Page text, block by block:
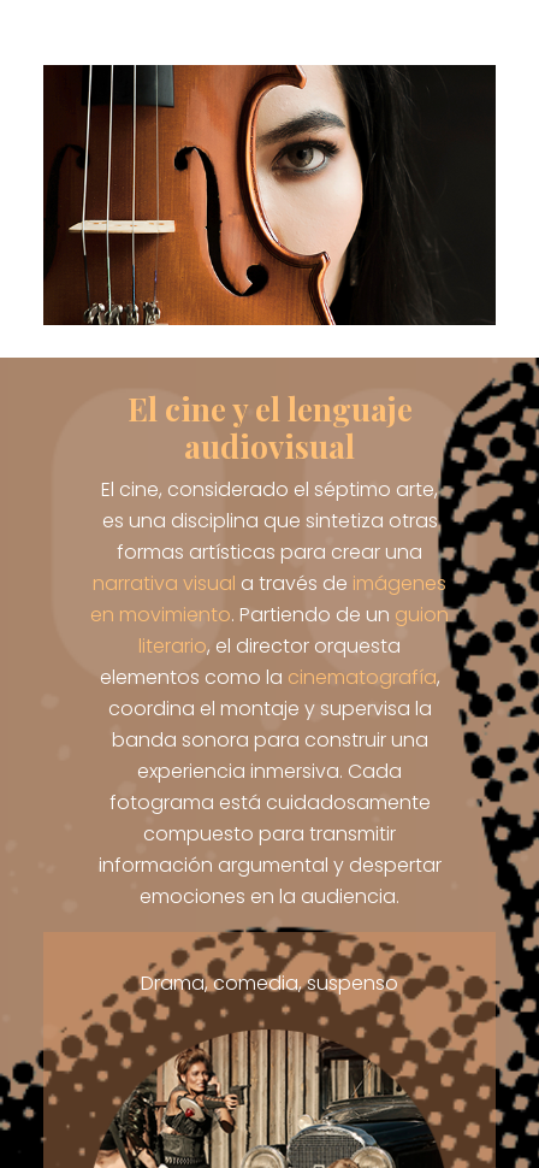
El cine y el lenguaje
audiovisual
El cine, considerado el séptimo arte,
es una disciplina que sintetiza otras
formas artísticas para crear una
narrativa visual a través de imágenes
en movimiento. Partiendo de un guion
literario, el director orquesta
elementos como la cinematografía,
coordina el montaje y supervisa la
banda sonora para construir una
experiencia inmersiva. Cada
fotograma está cuidadosamente
compuesto para transmitir
información argumental y despertar
emociones en la audiencia.
Drama, comedia, suspenso